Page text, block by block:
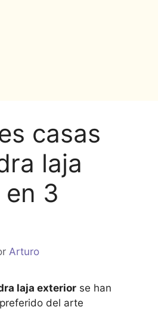
casas
laja
3
Arturo
laja exterior se han
del arte